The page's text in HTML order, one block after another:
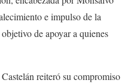
e impulso de la
de apoyar a quienes
reiteró su compromiso